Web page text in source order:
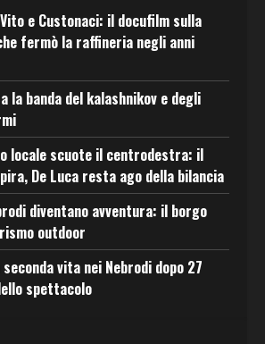
e Custonaci: il docufilm sulla
fermò la raffineria negli anni
la banda del kalashnikov e degli
locale scuote il centrodestra: il
De Luca resta ago della bilancia
diventano avventura: il borgo
outdoor
vita nei Nebrodi dopo 27
spettacolo